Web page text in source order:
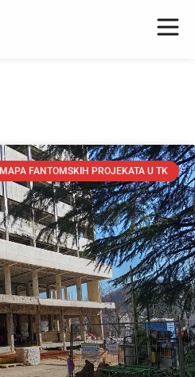
MAPA FANTOMSKIH PROJEKATA U TK